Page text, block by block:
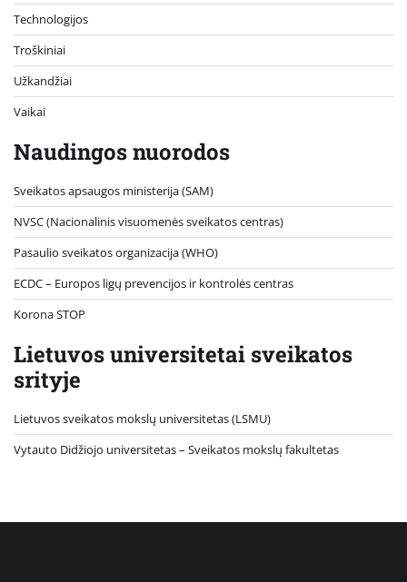
Technologijos
Troškiniai
Užkandžiai
Vaikai
Naudingos nuorodos
Sveikatos apsaugos ministerija (SAM)
NVSC (Nacionalinis visuomenės sveikatos centras)
Pasaulio sveikatos organizacija (WHO)
ECDC – Europos ligų prevencijos ir kontrolės centras
Korona STOP
Lietuvos universitetai sveikatos
srityje
Lietuvos sveikatos mokslų universitetas (LSMU)
Vytauto Didžiojo universitetas– Sveikatos mokslų fakultetas